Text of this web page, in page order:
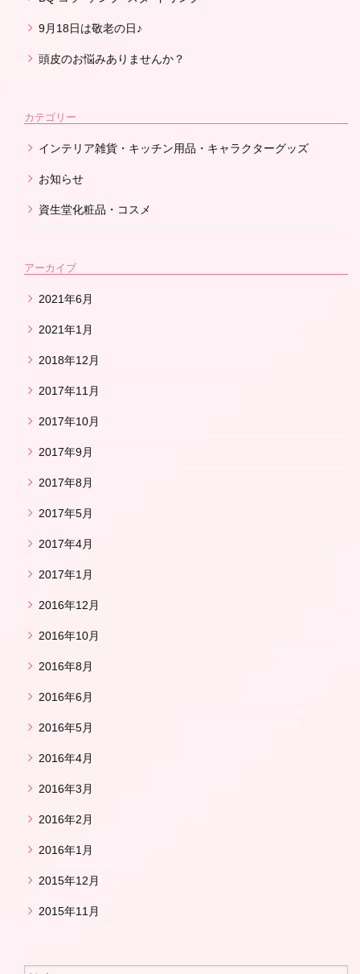
9月18日は敬老の日♪
頭皮のお悩みありませんか？
カテゴリー
インテリア雑貨・キッチン用品・キャラクターグッズ
お知らせ
資生堂化粧品・コスメ
アーカイブ
2021年6月
2021年1月
2018年12月
2017年11月
2017年10月
2017年9月
2017年8月
2017年5月
2017年4月
2017年1月
2016年12月
2016年10月
2016年8月
2016年6月
2016年5月
2016年4月
2016年3月
2016年2月
2016年1月
2015年12月
2015年11月